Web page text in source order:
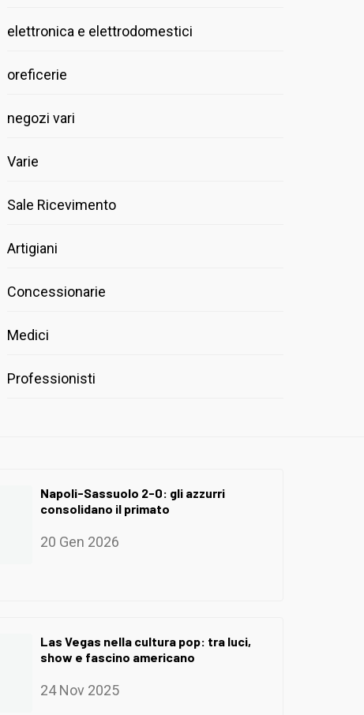
elettronica e elettrodomestici
oreficerie
negozi vari
Varie
Sale Ricevimento
Artigiani
Concessionarie
Medici
Professionisti
Napoli-Sassuolo 2-0: gli azzurri
consolidano il primato
20 Gen 2026
Las Vegas nella cultura pop: tra luci,
show e fascino americano
24 Nov 2025